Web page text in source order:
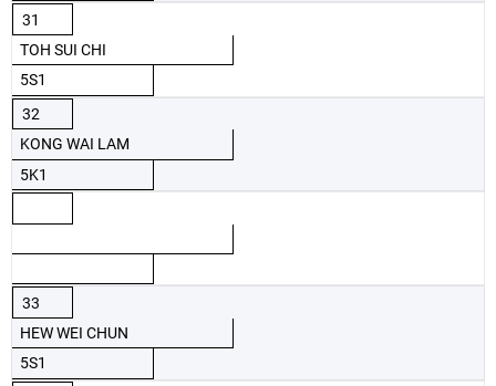
31
TOH SUI CHI
5S1
32
KONG WAI LAM
5K1
33
HEW WEI CHUN
5S1